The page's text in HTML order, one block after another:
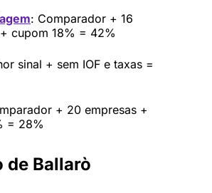
: Comparador + 16
cupom 18% = 42%
sinal + sem IOF e taxas =
+ 20 empresas +
= 28%
de Ballarò